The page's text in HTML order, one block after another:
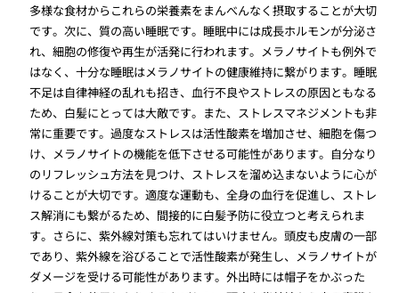
多様な食材からこれらの栄養素をまんべんなく摂取することが大切
です。次に、質の高い睡眠です。睡眠中には成長ホルモンが分泌さ
れ、細胞の修復や再生が活発に行われます。メラノサイトも例外で
はなく、十分な睡眠はメラノサイトの健康維持に繋がります。睡眠
不足は自律神経の乱れも招き、血行不良やストレスの原因ともなる
ため、白髪にとっては大敵です。また、ストレスマネジメントも非
常に重要です。過度なストレスは活性酸素を増加させ、細胞を傷つ
け、メラノサイトの機能を低下させる可能性があります。自分なり
のリフレッシュ方法を見つけ、ストレスを溜め込まないように心が
けることが大切です。適度な運動も、全身の血行を促進し、ストレ
ス解消にも繋がるため、間接的に白髪予防に役立つと考えられま
す。さらに、紫外線対策も忘れてはいけません。頭皮も皮膚の一部
であり、紫外線を浴びることで活性酸素が発生し、メラノサイトが
ダメージを受ける可能性があります。外出時には帽子をかぶった